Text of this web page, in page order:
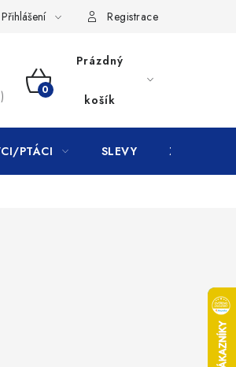
Přihlášení Registrace
NÁKUPNÍ
KOŠÍK
Prázdný
košík
PTÁCI SLEVY ZNAČKY